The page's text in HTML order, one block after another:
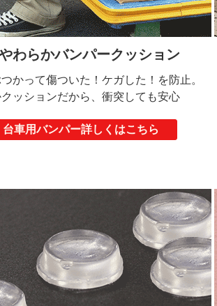
わらかバンパークッション
かって傷ついた！ケガした！を防止。
ッションだから、衝突しても安心
車用バンパー詳しくはこちら